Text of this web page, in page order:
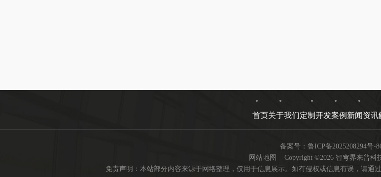
首页关于我们定制开发案例 新闻资讯
备案号： 鲁ICP备2025208294号-
网站地图
Copyright ©2026 智穹界来普科
免责声明：本站部分内容来源于网络整理，仅用于信息展示。如有侵权或信息有误，请通过